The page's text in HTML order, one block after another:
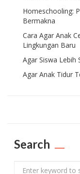
Homeschooling:
Bermakna
Cara Agar Anak
Lingkungan Baru
Agar Siswa Lebih
Agar Anak Tidur
Search